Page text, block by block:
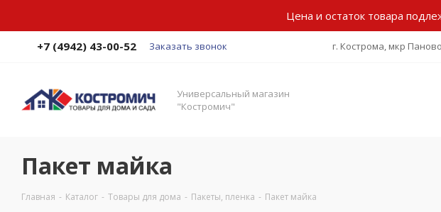
Цена и остаток товара
+7 (4942) 43-00-52 Заказать звонок г. Кострома, мкр
Универсальный магазин
"Костромич"
Пакет майка
Главная - Каталог - Товары для дома - Пакеты, пленка - Пакет майка